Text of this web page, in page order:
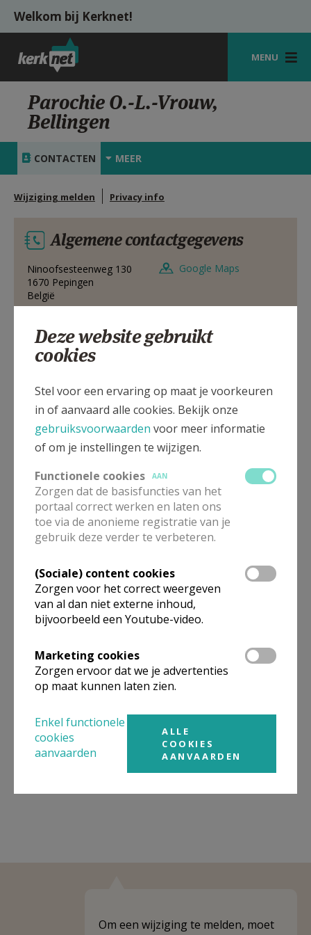
Overslaan en naar de inhoud gaan
Welkom bij Kerknet!
MENU
STARTPAGINA
KERK
VIERINGEN
HULP
MIJN PAROCHIE
AANMELDEN OF REGISTREREN
Parochie O.-L.-Vrouw,
Bellingen
CONTACTEN MEER
Wijziging melden Privacy info
Algemene contactgegevens
Ninoofsesteenweg 130
1670 Pepingen
België
Google Maps
Ninoofsesteenweg 130, 1670 Pepingen
Organisatiestructuur
Niet gevonden wat je zocht? Hier vind je links naar de
gegevens van andere organisaties op het boven-,
Behoort tot
Pastorale zone Gooik-Pepingen
Pastorale zone Gooik-Pepingen
Om een wijziging te melden, moet
Deze website gebruikt
cookies
Stel voor een ervaring op maat je voorkeuren
in of aanvaard alle cookies. Bekijk onze
gebruiksvoorwaarden voor meer informatie
of om je instellingen te wijzigen.
Functionele cookies
AAN
Zorgen dat de basisfuncties van het
portaal correct werken en laten ons
toe via de anonieme registratie van je
gebruik deze verder te verbeteren.
(Sociale) content cookies
Zorgen voor het correct weergeven
van al dan niet externe inhoud,
bijvoorbeeld een Youtube-video.
Marketing cookies
Zorgen ervoor dat we je advertenties
op maat kunnen laten zien.
Enkel functionele
cookies
aanvaarden
ALLE
COOKIES
AANVAARDEN